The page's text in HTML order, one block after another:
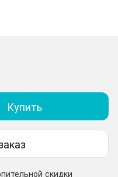
Купить
скидки